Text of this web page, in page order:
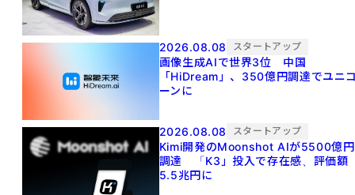
2026.08.08 スタートアップ
画像生成AIで世界3位 中国
「HiDream」、350億円調達でユニ
ーンに
2026.08.08 スタートアップ
Kimi開発のMoonshot AIが5500億円
調達 「K3」投入で存在感、評価額
5.5兆円に